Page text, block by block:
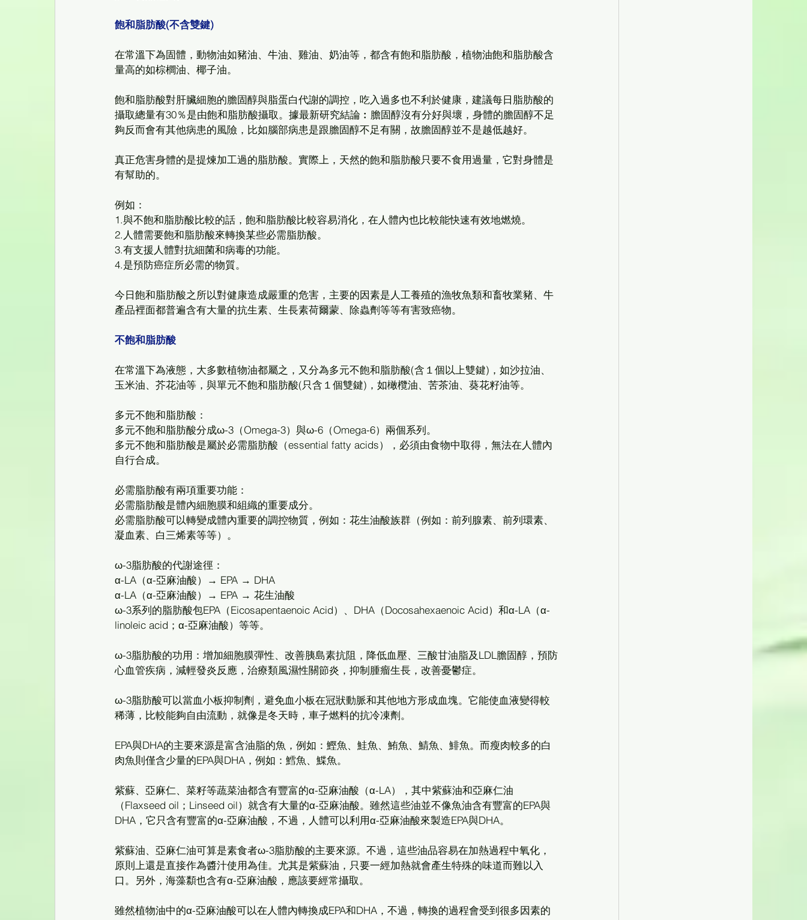
飽和脂肪酸(不含雙鍵)
在常溫下為固體，動物油如豬油、牛油、雞油、奶油等，都含有飽和脂肪酸，植物油飽和脂肪酸含
量高的如棕櫚油、椰子油。
飽和脂肪酸對肝臟細胞的膽固醇與脂蛋白代謝的調控，吃入過多也不利於健康，建議每日脂肪酸的
攝取總量有30％是由飽和脂肪酸攝取。據最新研究結論︰膽固醇沒有分好與壞，身體的膽固醇不足
夠反而會有其他病患的風險，比如腦部病患是跟膽固醇不足有關，故膽固醇並不是越低越好。
真正危害身體的是提煉加工過的脂肪酸。實際上，天然的飽和脂肪酸只要不食用過量，它對身體是
有幫助的。
例如：
1.與不飽和脂肪酸比較的話，飽和脂肪酸比較容易消化，在人體內也比較能快速有效地燃燒。
2.人體需要飽和脂肪酸來轉換某些必需脂肪酸。
3.有支援人體對抗細菌和病毒的功能。
4.是預防癌症所必需的物質。
今日飽和脂肪酸之所以對健康造成嚴重的危害，主要的因素是人工養殖的漁牧魚類和畜牧業豬、牛
產品裡面都普遍含有大量的抗生素、生長素荷爾蒙、除蟲劑等等有害致癌物。
不飽和脂肪酸
在常溫下為液態，大多數植物油都屬之，又分為多元不飽和脂肪酸(含１個以上雙鍵)，如沙拉油、
玉米油、芥花油等，與單元不飽和脂肪酸(只含１個雙鍵)，如橄欖油、苦茶油、葵花籽油等。
多元不飽和脂肪酸：
多元不飽和脂肪酸分成ω-3（Omega-3）與ω-6（Omega-6）兩個系列。
多元不飽和脂肪酸是屬於必需脂肪酸（essential fatty acids），必須由食物中取得，無法在人體內
自行合成。
必需脂肪酸有兩項重要功能：
必需脂肪酸是體內細胞膜和組織的重要成分。
必需脂肪酸可以轉變成體內重要的調控物質，例如：花生油酸族群（例如：前列腺素、前列環素、
凝血素、白三烯素等等）。
ω-3脂肪酸的代謝途徑：
α-LA（α-亞麻油酸）→ EPA → DHA
α-LA（α-亞麻油酸）→ EPA → 花生油酸
ω-3系列的脂肪酸包EPA（Eicosapentaenoic Acid）、DHA（Docosahexaenoic Acid）和α-LA（α-
linoleic acid；α-亞麻油酸）等等。
ω-3脂肪酸的功用：增加細胞膜彈性、改善胰島素抗阻，降低血壓、三酸甘油脂及LDL膽固醇，預防
心血管疾病，減輕發炎反應，治療類風濕性關節炎，抑制腫瘤生長，改善憂鬱症。
ω-3脂肪酸可以當血小板抑制劑，避免血小板在冠狀動脈和其他地方形成血塊。它能使血液變得較
稀薄，比較能夠自由流動，就像是冬天時，車子燃料的抗冷凍劑。
EPA與DHA的主要來源是富含油脂的魚，例如：鰹魚、鮭魚、鮪魚、鯖魚、鯡魚。而瘦肉較多的白
肉魚則僅含少量的EPA與DHA，例如：鱈魚、鰈魚。
紫蘇、亞麻仁、菜籽等蔬菜油都含有豐富的α-亞麻油酸（α-LA），其中紫蘇油和亞麻仁油
（Flaxseed oil；Linseed oil）就含有大量的α-亞麻油酸。雖然這些油並不像魚油含有豐富的EPA與
DHA，它只含有豐富的α-亞麻油酸，不過，人體可以利用α-亞麻油酸來製造EPA與DHA。
紫蘇油、亞麻仁油可算是素食者ω-3脂肪酸的主要來源。不過，這些油品容易在加熱過程中氧化，
原則上還是直接作為醬汁使用為佳。尤其是紫蘇油，只要一經加熱就會產生特殊的味道而難以入
口。另外，海藻纇也含有α-亞麻油酸，應該要經常攝取。
雖然植物油中的α-亞麻油酸可以在人體內轉換成EPA和DHA，不過，轉換的過程會受到很多因素的